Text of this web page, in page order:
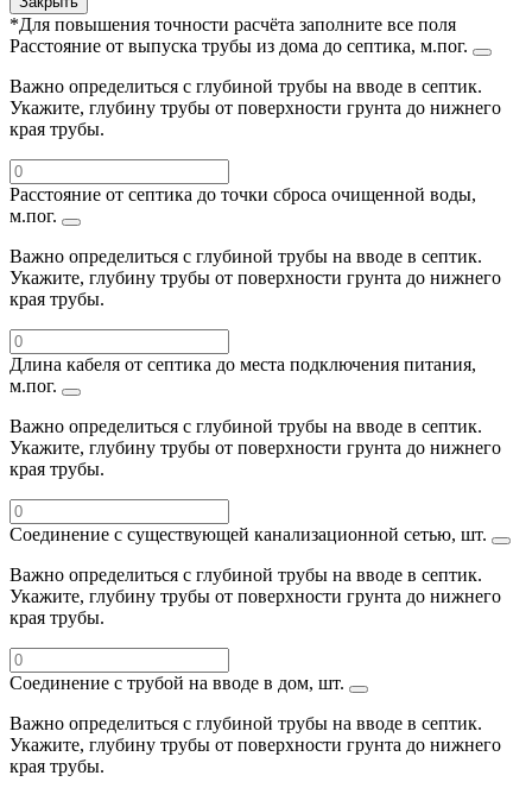
*Для повышения точности расчёта заполните все поля
Расстояние от выпуска трубы из дома до септика, м.пог.
Важно определиться с глубиной трубы на вводе в септик.
Укажите, глубину трубы от поверхности грунта до нижнего
края трубы.
Расстояние от септика до точки сброса очищенной воды,
м.пог.
Важно определиться с глубиной трубы на вводе в септик.
Укажите, глубину трубы от поверхности грунта до нижнего
края трубы.
Длина кабеля от септика до места подключения питания,
м.пог.
Важно определиться с глубиной трубы на вводе в септик.
Укажите, глубину трубы от поверхности грунта до нижнего
края трубы.
Соединение с существующей канализационной сетью, шт.
Важно определиться с глубиной трубы на вводе в септик.
Укажите, глубину трубы от поверхности грунта до нижнего
края трубы.
Соединение с трубой на вводе в дом, шт.
Важно определиться с глубиной трубы на вводе в септик.
Укажите, глубину трубы от поверхности грунта до нижнего
края трубы.